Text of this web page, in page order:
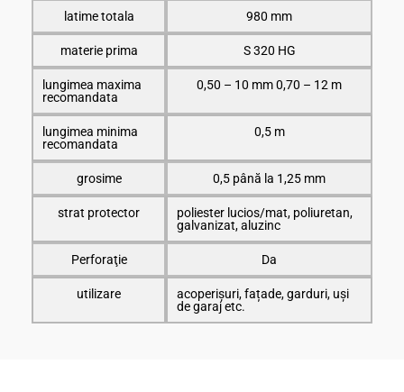
latime totala 980 mm
materie prima S 320 HG
lungimea maxima
recomandata
0,50 – 10 mm 0,70 – 12 m
lungimea minima
recomandata
0,5 m
grosime 0,5 până la 1,25 mm
strat protector
poliester lucios/mat, poliuretan,
galvanizat, aluzinc
Perforaţie Da
utilizare
acoperișuri, fațade, garduri, uși
de garaj etc.